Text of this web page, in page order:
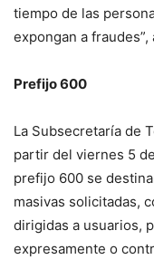
tiempo de las
expongan a fraudes”,
Prefijo 600
La Subsecretaría de
partir del viernes 5
prefijo 600 se
masivas solicitadas,
dirigidas a usuarios,
expresamente o